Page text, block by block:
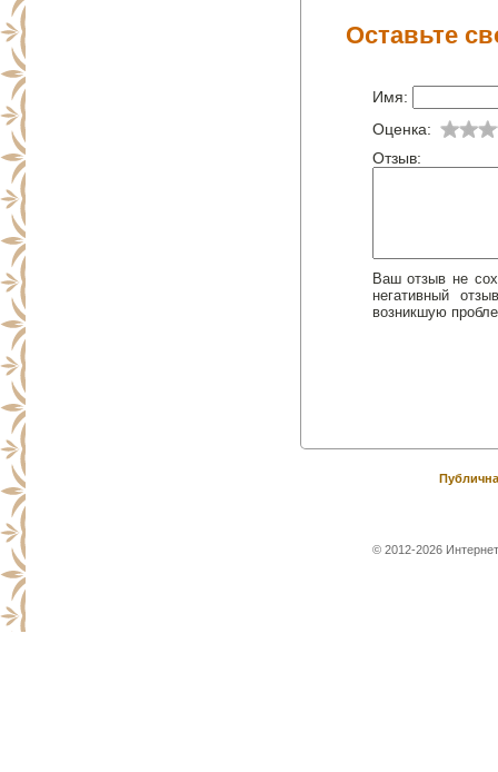
Оставьте
Имя:
Оценка:
Отзыв:
Ваш отзыв не
негативный
возникшую
© 2012-2026